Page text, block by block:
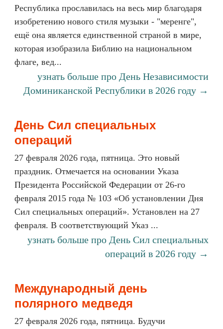
Республика прославилась на весь мир благодаря
изобретению нового стиля музыки - "меренге",
ещё она является единственной страной в мире,
которая изобразила Библию на национальном
флаге, вед...
узнать больше про День Независимости
Доминиканской Республики в 2026 году →
День Сил специальных
операций
27 февраля 2026 года, пятница. Это новый
праздник. Отмечается на основании Указа
Президента Российской Федерации от 26-го
февраля 2015 года № 103 «Об установлении Дня
Сил специальных операций». Установлен на 27
февраля. В соответствующий Указ ...
узнать больше про День Сил специальных
операций в 2026 году →
Международный день
полярного медведя
27 февраля 2026 года, пятница. Будучи